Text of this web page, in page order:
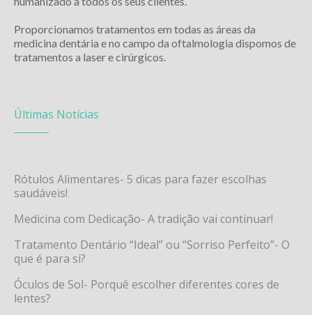
Proporcionamos tratamentos em todas as áreas da
medicina dentária e no campo da oftalmologia dispomos de
tratamentos a laser e cirúrgicos.
Últimas Notícias
Rótulos Alimentares- 5 dicas para fazer escolhas
saudáveis!
Medicina com Dedicação- A tradição vai continuar!
Tratamento Dentário “Ideal” ou “Sorriso Perfeito”- O
que é para si?
Óculos de Sol- Porquê escolher diferentes cores de
lentes?